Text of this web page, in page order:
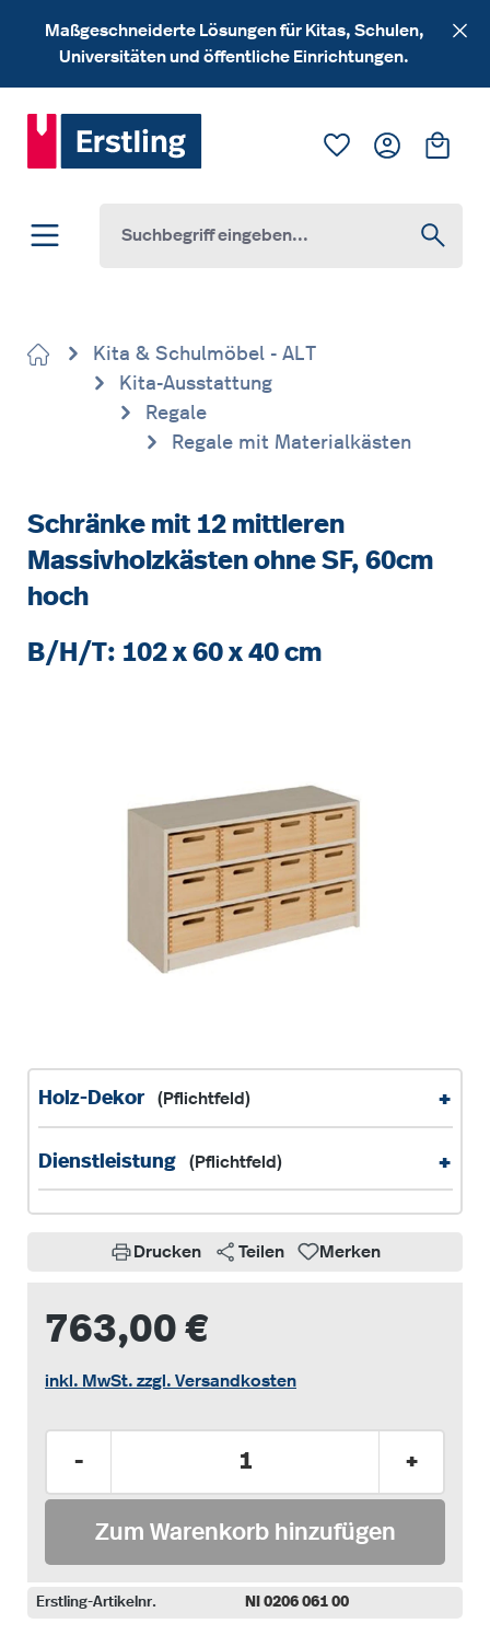
Zum Hauptinhalt springen
Maßgeschneiderte Lösungen für Kitas, Schulen,
Universitäten und öffentliche Einrichtungen.
Du hast 0
Kita & Schulmöbel - ALT
Kita-Ausstattung
Regale
Regale mit Materialkästen
Schränke mit 12 mittleren
Massivholzkästen ohne SF, 60cm
hoch
B/H/T: 102 x 60 x 40 cm
Holz-Dekor (Pflichtfeld) +
Dienstleistung (Pflichtfeld) +
Drucken Teilen Merken
763,00 €
inkl. MwSt. zzgl. Versandkosten
- +
Zum Warenkorb hinzufügen
Erstling-Artikelnr. NI 0206 061 00